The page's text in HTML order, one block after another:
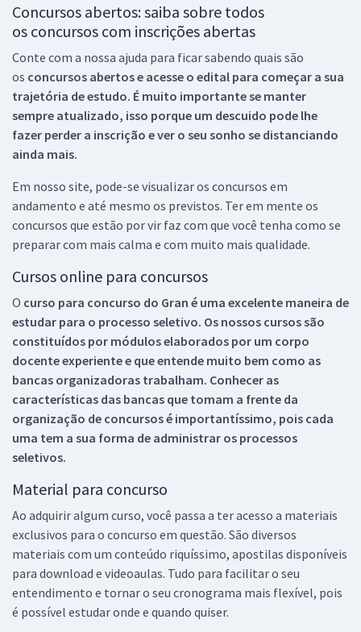
Concursos abertos: saiba sobre todos
os concursos com inscrições abertas
Conte com a nossa ajuda para ficar sabendo quais são
os concursos abertos e acesse o edital para começar a sua
trajetória de estudo. É muito importante se manter
sempre atualizado, isso porque um descuido pode lhe
fazer perder a inscrição e ver o seu sonho se distanciando
ainda mais.
Em nosso site, pode-se visualizar os concursos em
andamento e até mesmo os previstos. Ter em mente os
concursos que estão por vir faz com que você tenha como se
preparar com mais calma e com muito mais qualidade.
Cursos online para concursos
O curso para concurso do Gran é uma excelente maneira de
estudar para o processo seletivo. Os nossos cursos são
constituídos por módulos elaborados por um corpo
docente experiente e que entende muito bem como as
bancas organizadoras trabalham. Conhecer as
características das bancas que tomam a frente da
organização de concursos é importantíssimo, pois cada
uma tem a sua forma de administrar os processos
seletivos.
Material para concurso
Ao adquirir algum curso, você passa a ter acesso a materiais
exclusivos para o concurso em questão. São diversos
materiais com um conteúdo riquíssimo, apostilas disponíveis
para download e videoaulas. Tudo para facilitar o seu
entendimento e tornar o seu cronograma mais flexível, pois
é possível estudar onde e quando quiser.